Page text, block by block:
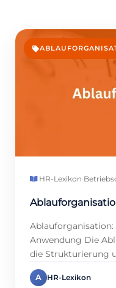
HR-Lexikon·
Anwendung Die
die Strukturierung
Arbeitsabläufen in
reibungslose
A HR-Lexikon